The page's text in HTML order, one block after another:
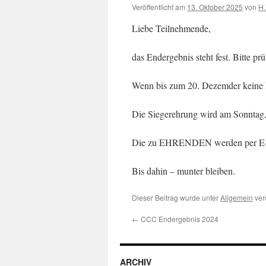
Veröffentlicht am 13. Oktober 2025 von H
Liebe Teilnehmende,
das Endergebnis steht fest. Bitte
Wenn bis zum 20. Dezemder
Die Siegerehrung wird am
Die zu EHRENDEN werden per
Bis dahin – munter bleiben.
Dieser Beitrag wurde unterAllgemein
← CCC Endergebnis 2024
ARCHIV